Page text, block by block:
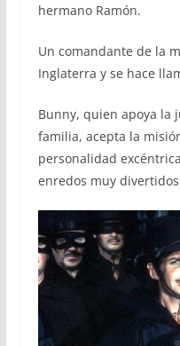
hermano Ramón.
Un comandante de la
Inglaterra y se hace
Bunny, quien apoya la
familia, acepta la
personalidad
enredos muy